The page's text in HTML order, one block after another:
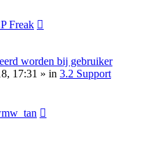
Freak
worden bij gebruiker
17:31 » in 3.2 Support